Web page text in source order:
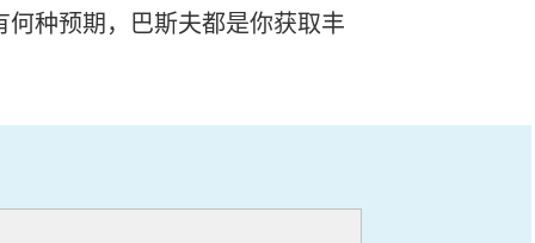
种预期，巴斯夫都是你获取丰